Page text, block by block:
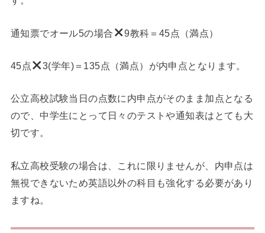
通知票でオール5の場合 9教科＝45点（満点）
45点 3(学年)＝135点（満点）が内申点となります。
公立高校試験当日の点数に内申点がそのまま加点となる
ので、中学生にとって日々のテストや通知表はとても大
切です。
私立高校受験の場合は、これに限りませんが、内申点は
無視できないため英語以外の科目も強化する必要があり
ますね。